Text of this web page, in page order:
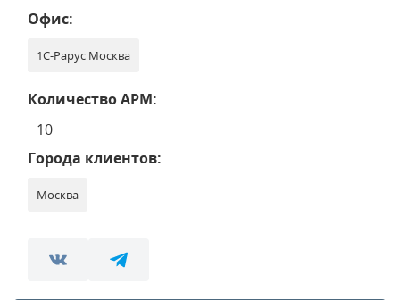
Офис:
1С-Рарус Москва
Количество АРМ:
10
Города клиентов:
Москва